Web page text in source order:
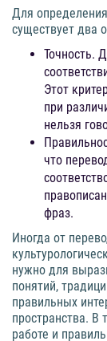
Для
существует два
Точность.
Этот
при
нельзя
что
фраз.
Иногда от
нужно для
понятий,
правильных
пространства. В
работе и